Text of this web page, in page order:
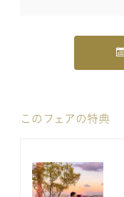
このフェアの特典